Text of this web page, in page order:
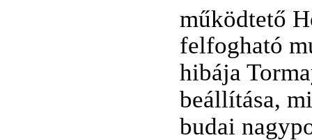
működtető
felfogható
hibája
beállítása,
budai